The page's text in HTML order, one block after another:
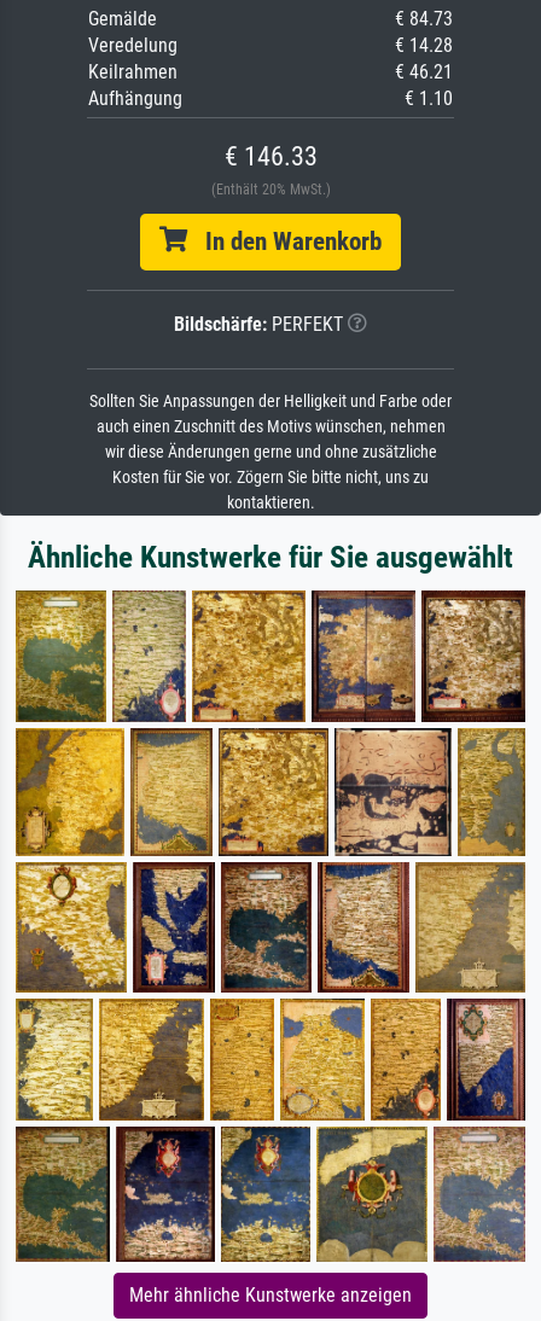
Gemälde
€ 84.73
Veredelung
€ 14.28
Keilrahmen
€ 46.21
Aufhängung
€ 1.10
€ 146.33
(Enthält 20% MwSt.)
In den Warenkorb
Bildschärfe: PERFEKT
Sollten Sie Anpassungen der Helligkeit und Farbe oder
auch einen Zuschnitt des Motivs wünschen, nehmen
wir diese Änderungen gerne und ohne zusätzliche
Kosten für Sie vor. Zögern Sie bitte nicht, uns zu
kontaktieren.
Ähnliche Kunstwerke für Sie ausgewählt
Mehr ähnliche Kunstwerke anzeigen